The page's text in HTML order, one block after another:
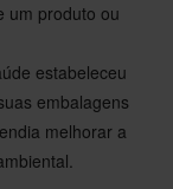
um produto ou
estabeleceu
embalagens
melhorar a